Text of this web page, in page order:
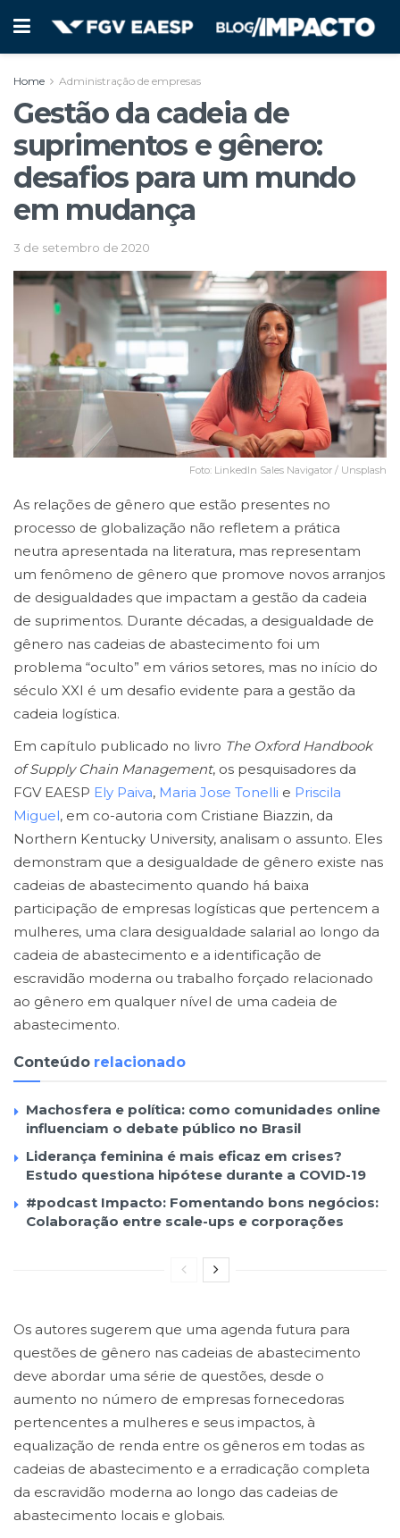
Home Administração de empresas
Gestão da cadeia de
suprimentos e gênero:
desafios para um mundo
em mudança
3 de setembro de 2020
Foto: LinkedIn Sales Navigator / Unsplash
As relações de gênero que estão presentes no
processo de globalização não refletem a prática
neutra apresentada na literatura, mas representam
um fenômeno de gênero que promove novos arranjos
de desigualdades que impactam a gestão da cadeia
de suprimentos. Durante décadas, a desigualdade de
gênero nas cadeias de abastecimento foi um
problema “oculto” em vários setores, mas no início do
século XXI é um desafio evidente para a gestão da
cadeia logística.
Em capítulo publicado no livro The Oxford Handbook
of Supply Chain Management, os pesquisadores da
FGV EAESP Ely Paiva, Maria Jose Tonelli e Priscila
Miguel, em co-autoria com Cristiane Biazzin, da
Northern Kentucky University, analisam o assunto. Eles
demonstram que a desigualdade de gênero existe nas
cadeias de abastecimento quando há baixa
participação de empresas logísticas que pertencem a
mulheres, uma clara desigualdade salarial ao longo da
cadeia de abastecimento e a identificação de
escravidão moderna ou trabalho forçado relacionado
ao gênero em qualquer nível de uma cadeia de
abastecimento.
Conteúdo relacionado
Machosfera e política: como comunidades online
influenciam o debate público no Brasil
Liderança feminina é mais eficaz em crises?
Estudo questiona hipótese durante a COVID-19
#podcast Impacto: Fomentando bons negócios:
Colaboração entre scale-ups e corporações
Os autores sugerem que uma agenda futura para
questões de gênero nas cadeias de abastecimento
deve abordar uma série de questões, desde o
aumento no número de empresas fornecedoras
pertencentes a mulheres e seus impactos, à
equalização de renda entre os gêneros em todas as
cadeias de abastecimento e a erradicação completa
da escravidão moderna ao longo das cadeias de
abastecimento locais e globais.